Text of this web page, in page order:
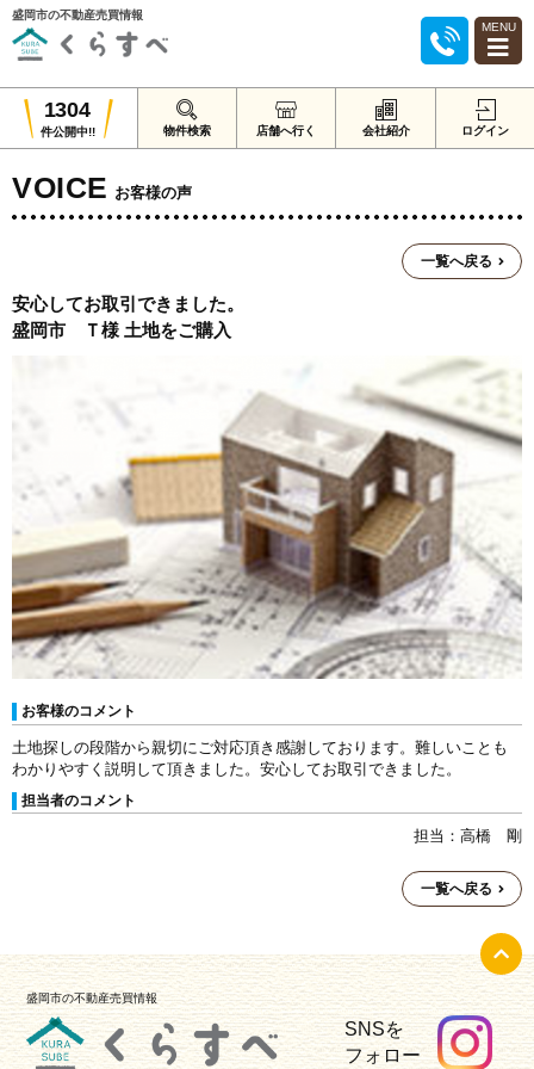
盛岡市の不動産売買情報
MENU
1304
件公開中!! 物件検索 店舗へ行く 会社紹介 ログイン
VOICE お客様の声
一覧へ戻る
安心してお取引できました。
盛岡市 Ｔ様 土地をご購入
お客様のコメント
土地探しの段階から親切にご対応頂き感謝しております。難しいことも
わかりやすく説明して頂きました。安心してお取引できました。
担当者のコメント
担当：高橋 剛
一覧へ戻る
盛岡市の不動産売買情報
SNSを
フォロー